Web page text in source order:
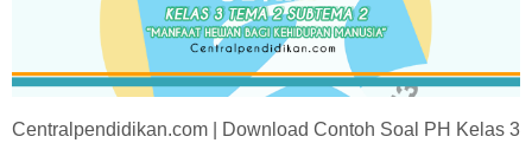
Centralpendidikan.com | Download Contoh Soal PH Kelas 3